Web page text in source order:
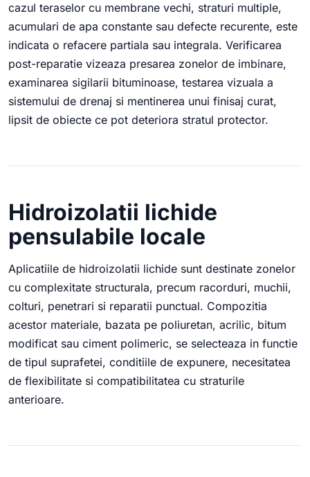
cazul teraselor cu membrane vechi, straturi multiple,
acumulari de apa constante sau defecte recurente, este
indicata o refacere partiala sau integrala. Verificarea
post-reparatie vizeaza presarea zonelor de imbinare,
examinarea sigilarii bituminoase, testarea vizuala a
sistemului de drenaj si mentinerea unui finisaj curat,
lipsit de obiecte ce pot deteriora stratul protector.
Hidroizolatii lichide
pensulabile locale
Aplicatiile de hidroizolatii lichide sunt destinate zonelor
cu complexitate structurala, precum racorduri, muchii,
colturi, penetrari si reparatii punctual. Compozitia
acestor materiale, bazata pe poliuretan, acrilic, bitum
modificat sau ciment polimeric, se selecteaza in functie
de tipul suprafetei, conditiile de expunere, necesitatea
de flexibilitate si compatibilitatea cu straturile
anterioare.